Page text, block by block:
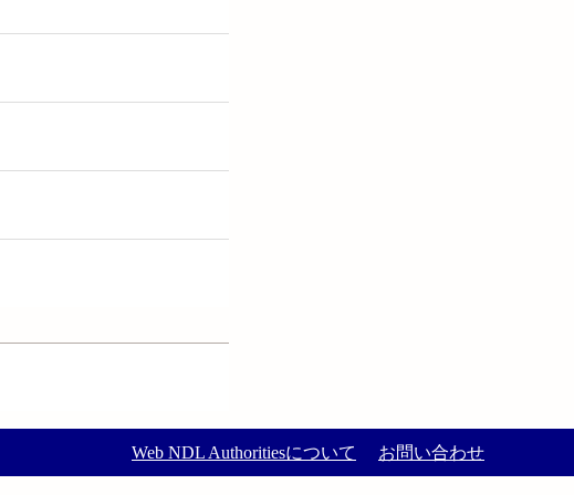
Web NDL Authoritiesについて お問い合わせ